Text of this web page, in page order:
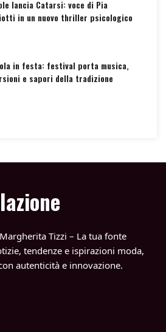
lancia Catarsi: voce di Pia
in un nuovo thriller psicologico
in festa: festival porta musica,
e sapori della tradizione
Tizzi – La tua fonte
tendenze e ispirazioni moda,
autenticità e innovazione.